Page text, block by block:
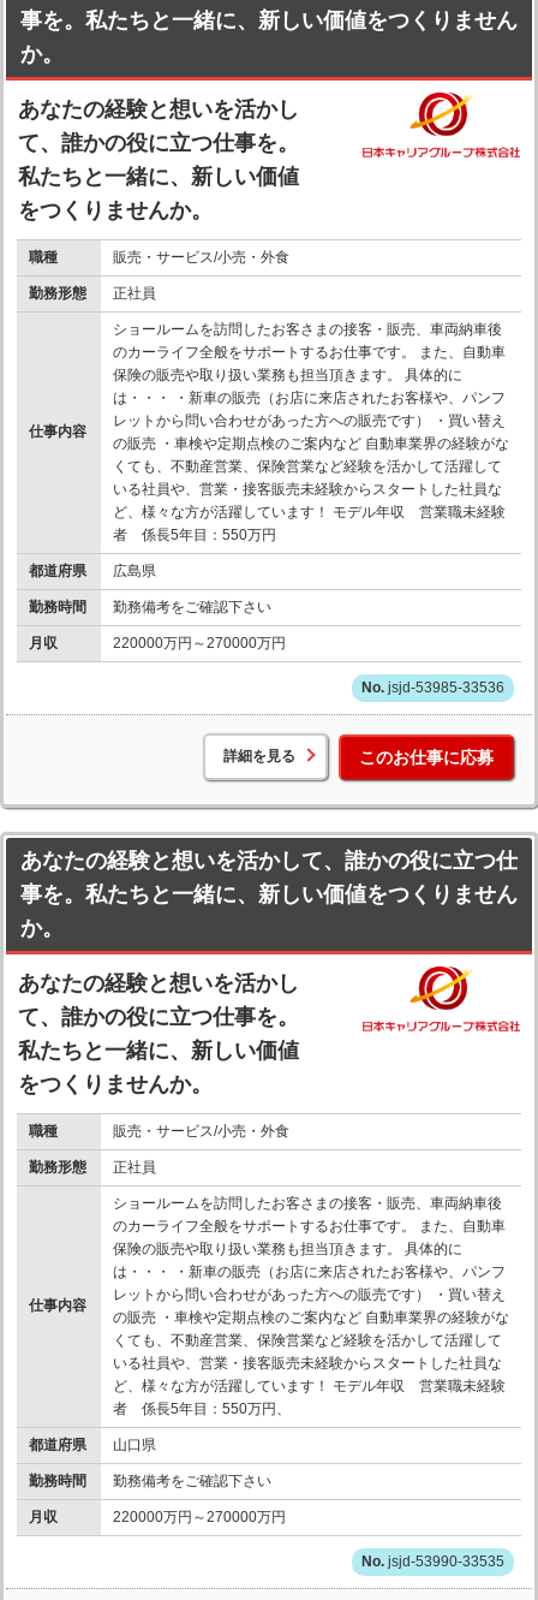
事を。私たちと一緒に、新しい価値をつくりません
か。
あなたの経験と想いを活かし
て、誰かの役に立つ仕事を。
私たちと一緒に、新しい価値
をつくりませんか。
職種 販売・サービス/小売・外食
勤務形態 正社員
仕事内容
ショールームを訪問したお客さまの接客・販売、車両納車後
のカーライフ全般をサポートするお仕事です。 また、自動車
保険の販売や取り扱い業務も担当頂きます。 具体的に
は・・・ ・新車の販売（お店に来店されたお客様や、パンフ
レットから問い合わせがあった方への販売です） ・買い替え
の販売 ・車検や定期点検のご案内など 自動車業界の経験がな
くても、不動産営業、保険営業など経験を活かして活躍して
いる社員や、営業・接客販売未経験からスタートした社員な
ど、様々な方が活躍しています！ モデル年収 営業職未経験
者 係長5年目：550万円
都道府県 広島県
勤務時間 勤務備考をご確認下さい
月収 220000万円～270000万円
jsjd-53985-33536
詳細を見る このお仕事に応募
あなたの経験と想いを活かして、誰かの役に立つ仕
事を。私たちと一緒に、新しい価値をつくりません
か。
あなたの経験と想いを活かし
て、誰かの役に立つ仕事を。
私たちと一緒に、新しい価値
をつくりませんか。
職種 販売・サービス/小売・外食
勤務形態 正社員
仕事内容
ショールームを訪問したお客さまの接客・販売、車両納車後
のカーライフ全般をサポートするお仕事です。 また、自動車
保険の販売や取り扱い業務も担当頂きます。 具体的に
は・・・ ・新車の販売（お店に来店されたお客様や、パンフ
レットから問い合わせがあった方への販売です） ・買い替え
の販売 ・車検や定期点検のご案内など 自動車業界の経験がな
くても、不動産営業、保険営業など経験を活かして活躍して
いる社員や、営業・接客販売未経験からスタートした社員な
ど、様々な方が活躍しています！ モデル年収 営業職未経験
者 係長5年目：550万円、
都道府県 山口県
勤務時間 勤務備考をご確認下さい
月収 220000万円～270000万円
jsjd-53990-33535